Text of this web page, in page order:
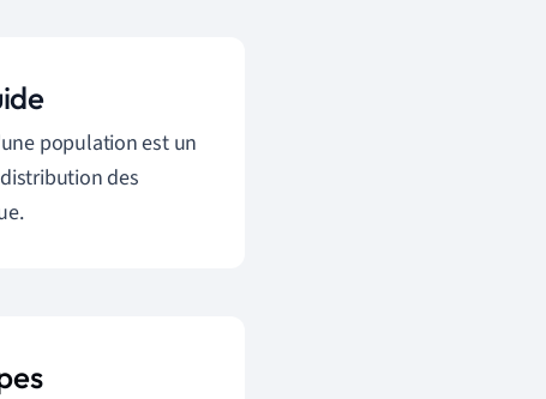
population est un
des